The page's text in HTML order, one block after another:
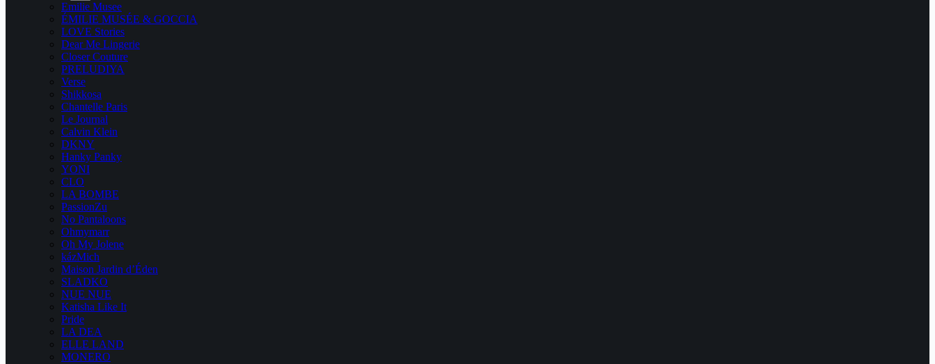
Emilie Musee
ÉMILIE MUSÉE & GOCCIA
LOVE Stories
Dear Me Lingerie
Closer Couture
PRELUDIYA
Verse
Shikkosa
Chantelle Paris
Le Journal
Calvin Klein
DKNY
Hanky Panky
YONI
CLO
LA BOMBE
PassionZu
No Pantaloons
Ohmymarr
Oh My Jolene
kázMich
Maison Jardin d’Éden
SLADKO
NUE NUE
Katisha Like It
Pride
LA DEA
ELLE LAND
MONERO